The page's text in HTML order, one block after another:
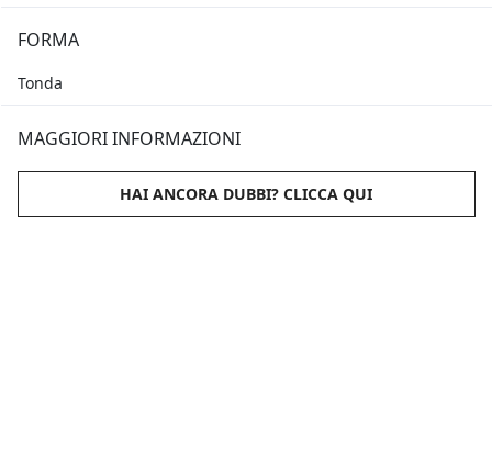
FORMA
Tonda
MAGGIORI INFORMAZIONI
HAI ANCORA DUBBI? CLICCA QUI